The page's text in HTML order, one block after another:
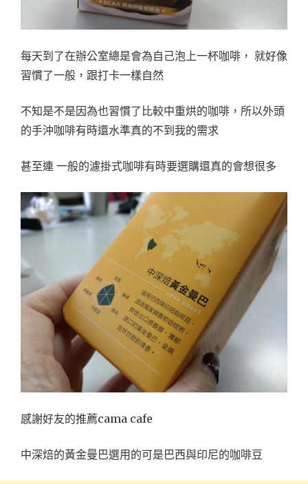
每天到了在辦公室總是會為自己泡上一杯咖啡， 就好像
習慣了一般，跟打卡一樣自然
不知是不是因為也習慣了比較中重烘的咖啡，所以外頭
的手沖咖啡有時還水準真的不到我的需求
甚至連 一般的濾掛式咖啡有時要選購還真的會想很多
感謝好友的推薦cama cafe
中深焙的黃金曼巴選用的可是巴西與印尼的咖啡豆